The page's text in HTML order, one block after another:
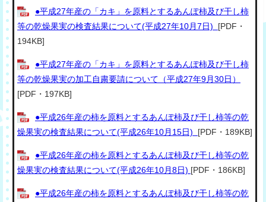
●平成27年産の「カキ」を原料とするあんぽ柿及び干し柿
等の乾燥果実の検査結果について(平成27年10月7日) [PDF・
194KB]
●平成27年産の「カキ」を原料とするあんぽ柿及び干し柿
等の乾燥果実の加工自粛要請について（平成27年9月30日）
[PDF・197KB]
●平成26年産の柿を原料とするあんぽ柿及び干し柿等の乾
燥果実の検査結果について(平成26年10月15日) [PDF・189KB]
●平成26年産の柿を原料とするあんぽ柿及び干し柿等の乾
燥果実の検査結果について(平成26年10月8日) [PDF・186KB]
●平成26年産の柿を原料とするあんぽ柿及び干し柿等の乾